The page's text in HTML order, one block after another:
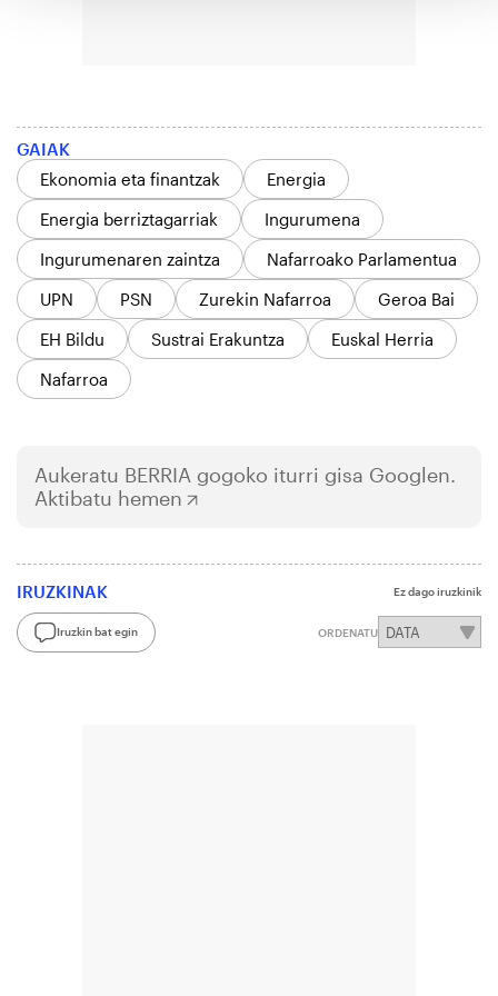
GAIAK
Ekonomia eta finantzak
Energia
Energia berriztagarriak
Ingurumena
Ingurumenaren zaintza
Nafarroako Parlamentua
UPN
PSN Zurekin Nafarroa
Geroa Bai
EH Bildu
Sustrai Erakuntza
Euskal Herria
Nafarroa
Aukeratu BERRIA gogoko iturri gisa Googlen.
Aktibatu hemen
IRUZKINAK Ez dago iruzkinik
Iruzkin bat egin ORDENATU